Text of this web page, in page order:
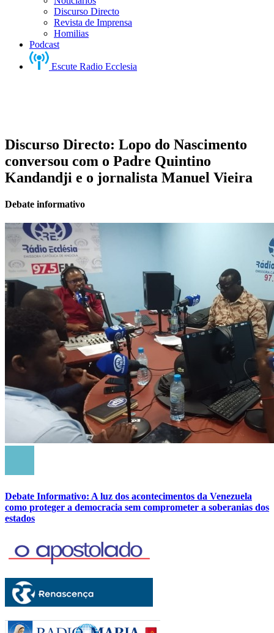
Discurso Directo
Revista de Imprensa
Homilias
Podcast
Escute Radio Ecclesia
Discurso Directo: Lopo do Nascimento
conversou com o Padre Quintino
Kandandji e o jornalista Manuel Vieira
Debate informativo
Debate Informativo: A luz dos acontecimentos da Venezuela
como proteger a democracia sem comprometer a soberanias dos
estados